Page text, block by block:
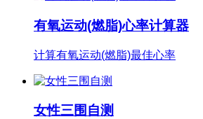
有氧运动(燃脂)心率计算器
计算有氧运动(燃脂)最佳心率
女性三围自测